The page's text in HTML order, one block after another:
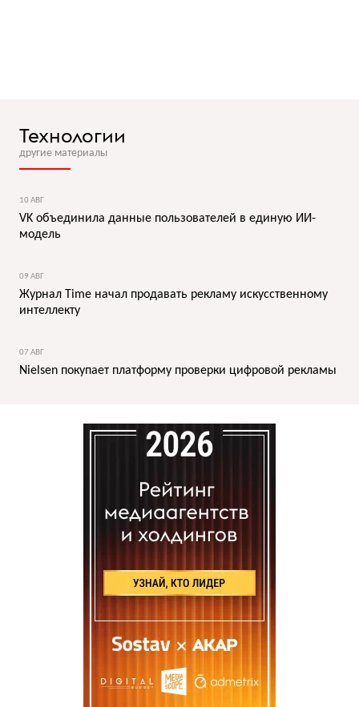
Технологии
другие материалы
10 АВГ
VK объединила данные пользователей в единую ИИ-
модель
09 АВГ
Журнал Time начал продавать рекламу искусственному
интеллекту
07 АВГ
Nielsen покупает платформу проверки цифровой рекламы